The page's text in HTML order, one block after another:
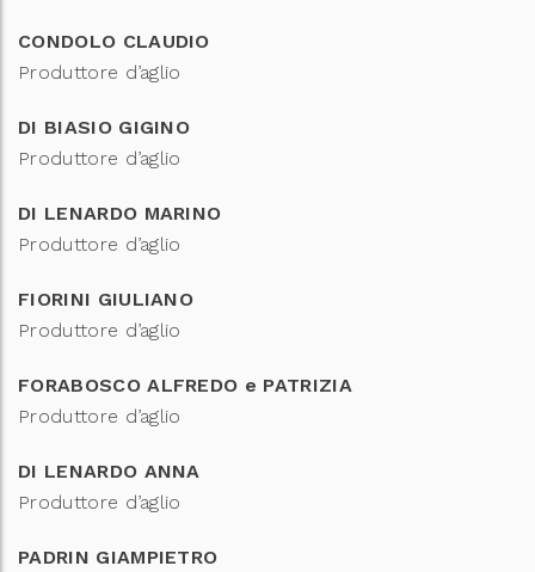
CONDOLO CLAUDIO
Produttore d’aglio
DI BIASIO GIGINO
Produttore d’aglio
DI LENARDO MARINO
Produttore d’aglio
FIORINI GIULIANO
Produttore d’aglio
FORABOSCO ALFREDO e PATRIZIA
Produttore d’aglio
DI LENARDO ANNA
Produttore d’aglio
PADRIN GIAMPIETRO